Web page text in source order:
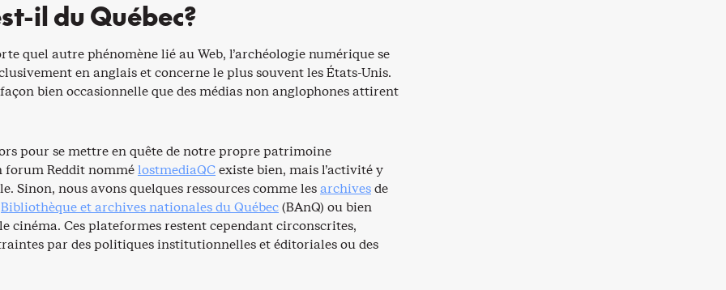
il du Québec?
quel autre phénomène lié au Web, l’archéologie numérique se
en anglais et concerne le plus souvent les États-Unis.
façon bien occasionnelle que des médias non anglophones attirent
pour se mettre en quête de notre propre patrimoine
forum Reddit nommélostmediaQCexiste bien, mais l’activité y
Sinon, nous avons quelques ressources comme lesarchivesde
Bibliothèque et archives nationales du Québec(BAnQ) ou bien
cinéma. Ces plateformes restent cependant circonscrites,
par des politiques institutionnelles et éditoriales ou des